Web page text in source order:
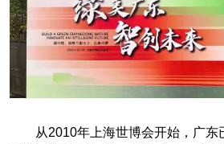
从2010年上海世博会开始，广东